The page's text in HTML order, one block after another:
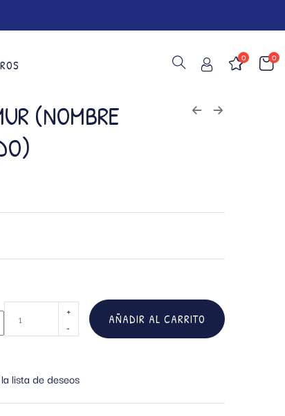
0
0
(NOMBRE
AÑADIR AL CARRITO
lista de deseos